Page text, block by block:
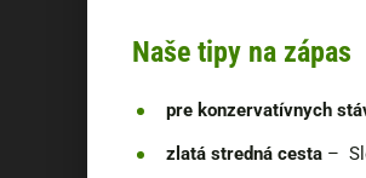
Naše tipy na zápas
pre konzervatívnych
zlatá stredná cesta –